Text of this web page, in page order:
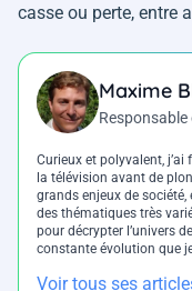
casse ou perte, entre
Maxime
Curieux et polyvalent, j’ai
la télévision avant de
grands enjeux de société,
des thématiques très
pour décrypter l’univers
constante évolution que
Voir tous ses